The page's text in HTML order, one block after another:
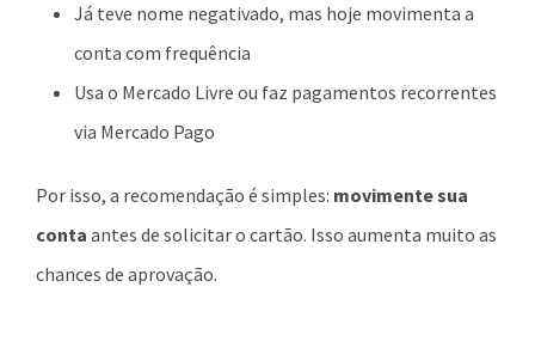
Já teve nome negativado, mas hoje movimenta a
conta com frequência
Usa o Mercado Livre ou faz pagamentos recorrentes
via Mercado Pago
Por isso, a recomendação é simples: movimente sua
conta antes de solicitar o cartão. Isso aumenta muito as
chances de aprovação.